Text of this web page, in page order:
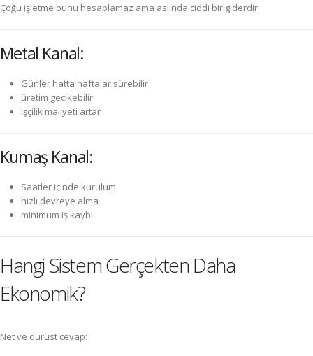
Çoğu işletme bunu hesaplamaz ama aslında ciddi bir giderdir.
Metal Kanal:
Günler hatta haftalar sürebilir
üretim gecikebilir
işçilik maliyeti artar
Kumaş Kanal:
Saatler içinde kurulum
hızlı devreye alma
minimum iş kaybı
Hangi Sistem Gerçekten Daha
Ekonomik?
Net ve dürüst cevap: